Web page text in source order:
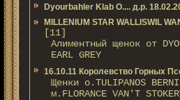
Dyourbahler Klab O.... д.р.
MILLENIUM STAR WALLISWIL
[11]
Алиментный щенок от
EARL GREY
16.10.11 Королевство Горных
Щенки о.TULIPANOS
м.FLORANCE VAN'T